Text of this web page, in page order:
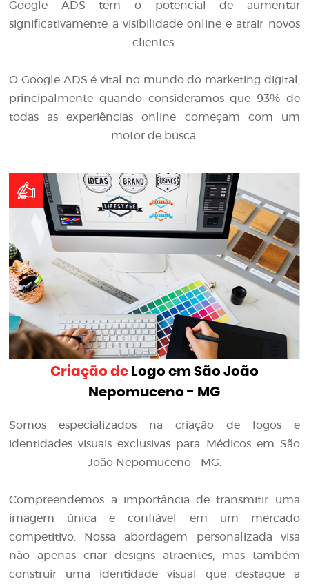
Google ADS tem o potencial de aumentar
significativamente a visibilidade online e atrair novos
clientes.
O Google ADS é vital no mundo do marketing digital,
principalmente quando consideramos que 93% de
todas as experiências online começam com um
motor de busca.
Criação deLogo em São João
Nepomuceno - MG
Somos especializados na criação de logos e
identidades visuais exclusivas para Médicos em São
João Nepomuceno - MG.
Compreendemos a importância de transmitir uma
imagem única e confiável em um mercado
competitivo. Nossa abordagem personalizada visa
não apenas criar designs atraentes, mas também
construir uma identidade visual que destaque a